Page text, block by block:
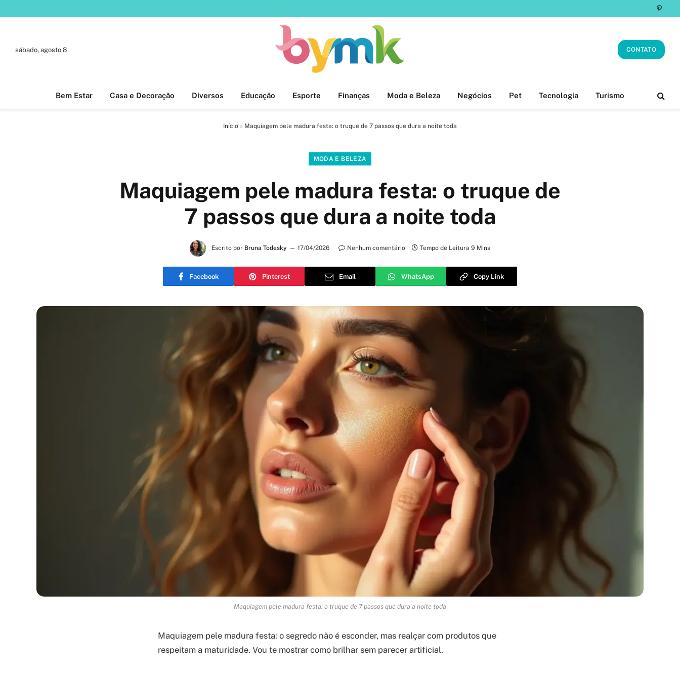
sábado, agosto 8 CONTATO
Bem Estar Casa e Decoração Diversos Educação Esporte Finanças Moda e Beleza Negócios Pet Tecnologia Turismo
Início » Maquiagem pele madura festa: o truque de 7 passos que dura a noite toda
MODA E BELEZA
Maquiagem pele madura festa: o truque de
7 passos que dura a noite toda
Escrito por Bruna Todesky 17/04/2026 Nenhum comentário Tempo de Leitura 9 Mins
Facebook Pinterest Email WhatsApp Copy Link
Maquiagem pele madura festa: o truque de 7 passos que dura a noite toda
Maquiagem pele madura festa: o segredo não é esconder, mas realçar com produtos que
respeitam a maturidade. Vou te mostrar como brilhar sem parecer artificial.